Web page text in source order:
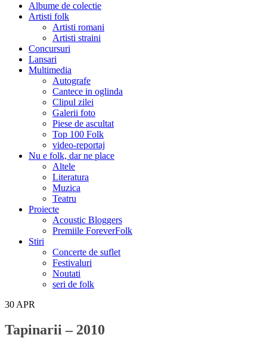
Albume de colectie
Artisti folk
Artisti romani
Artisti straini
Concursuri
Lansari
Multimedia
Autografe
Cantece in oglinda
Clipul zilei
Galerii foto
Piese de ascultat
Top 100 Folk
video-reportaj
Nu e folk, dar ne place
Altele
Literatura
Muzica
Teatru
Proiecte
Acoustic Bloggers
Premiile ForeverFolk
Stiri
Concerte de suflet
Festivaluri
Noutati
seri de folk
30 APR
Tapinarii – 2010